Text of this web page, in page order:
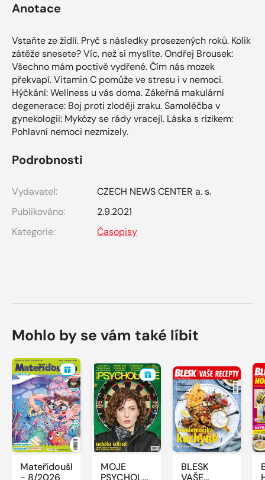
Anotace
Vstaňte ze židlí. Pryč s následky prosezených roků. Kolik
zátěže snesete? Víc, než si myslíte. Ondřej Brousek:
Všechno mám poctivě vydřené. Čím nás mozek
překvapí. Vitamin C pomůže ve stresu i v nemoci.
Hýčkání: Wellness u vás doma. Zákeřná makulární
degenerace: Boj proti zloději zraku. Samoléčba v
gynekologii: Mykózy se rády vracejí. Láska s rizikem:
Pohlavní nemoci nezmizely.
Podrobnosti
Vydavatel:
CZECH NEWS CENTER a. s.
Publikováno:
2.9.2021
Kategorie:
Časopisy
Mohlo by se vám také líbit
Mateřídouška
- 8/2026
MOJE
PSYCHOLOGIE
BLESK
VAŠE